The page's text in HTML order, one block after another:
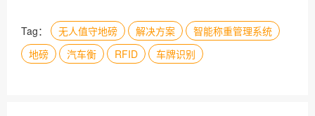
Tag： 无人值守地磅 解决方案
智能称重管理系统
地磅
汽车衡 RFID 车牌识别